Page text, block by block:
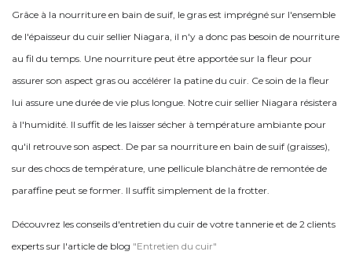
Grâce à la nourriture en bain de suif, le gras est imprégné sur l'ensemble
de l'épaisseur du cuir sellier Niagara, il n'y a donc pas besoin de nourriture
au fil du temps. Une nourriture peut être apportée sur la fleur pour
assurer son aspect gras ou accélérer la patine du cuir. Ce soin de la fleur
lui assure une durée de vie plus longue. Notre cuir sellier Niagara résistera
à l'humidité. Il suffit de les laisser sécher à température ambiante pour
qu'il retrouve son aspect. De par sa nourriture en bain de suif (graisses),
sur des chocs de température, une pellicule blanchâtre de remontée de
paraffine peut se former. Il suffit simplement de la frotter.
Découvrez les conseils d'entretien du cuir de votre tannerie et de 2 clients
experts sur l'article de blog "Entretien du cuir"